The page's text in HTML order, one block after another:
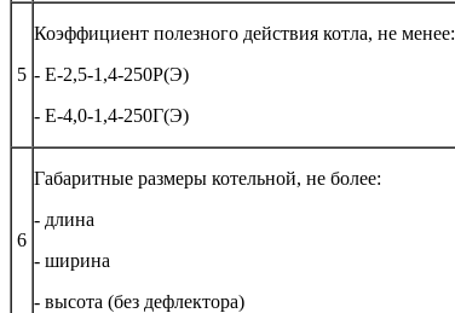
5
Коэффициент полезного действия котла, не менее:
- Е-2,5-1,4-250Р(Э)
- Е-4,0-1,4-250Г(Э)
6
Габаритные размеры котельной, не более:
- длина
- ширина
- высота (без дефлектора)